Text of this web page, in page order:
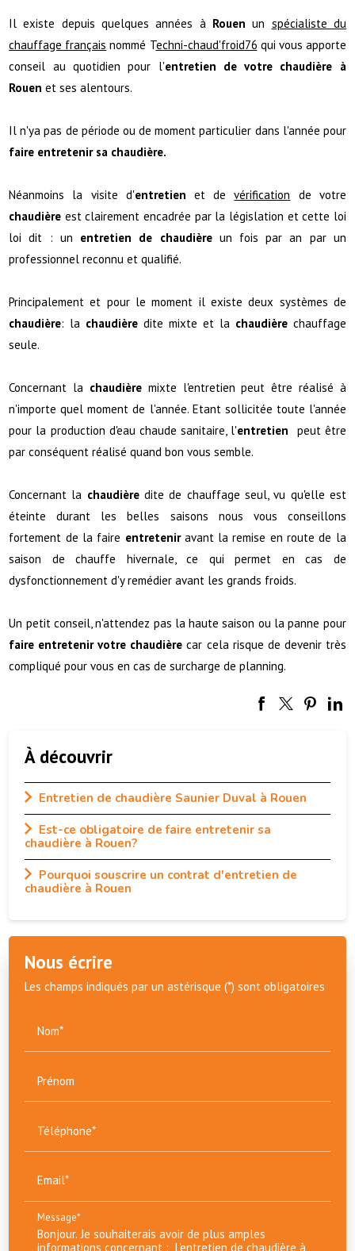
Il existe depuis quelques années à Rouen un spécialiste du
chauffage français nommé Techni-chaud'froid76 qui vous apporte
conseil au quotidien pour l'entretien de votre chaudière à
Rouen et ses alentours.
Il n'ya pas de période ou de moment particulier dans l'année pour
faire entretenir sa chaudière.
Néanmoins la visite d'entretien et devérification de votre
chaudière est clairement encadrée par la législation et cette loi
loi dit : un entretien de chaudièreun fois par an par un
professionnel reconnu et qualifié.
Principalement et pour le moment il existe deux systèmes de
chaudière: la chaudière dite mixte et la chaudièrechauffage
seule.
Concernant la chaudièremixte l'entretien peut être réalisé à
n'importe quel moment de l'année. Etant sollicitée toute l'année
pour la production d'eau chaude sanitaire, l'entretien peut être
par conséquent réalisé quand bon vous semble.
Concernant la chaudièredite de chauffage seul, vu qu'elle est
éteinte durant les belles saisons nous vous conseillons
fortement de la faire entreteniravant la remise en route de la
saison de chauffe hivernale, ce qui permet en cas de
dysfonctionnement d'y remédier avant les grands froids.
Un petit conseil, n'attendez pas la haute saison ou la panne pour
faire entretenir votre chaudière car cela risque de devenir très
compliqué pour vous en cas de surcharge de planning.
À découvrir
Entretien de chaudière Saunier Duval à Rouen
Est-ce obligatoire de faire entretenir sa
chaudière à Rouen?
Pourquoi souscrire un contrat d'entretien de
chaudière à Rouen
Nous écrire
Les champs indiqués par un astérisque (*) sont obligatoires
Nom*
Prénom
Téléphone*
Email*
Message*